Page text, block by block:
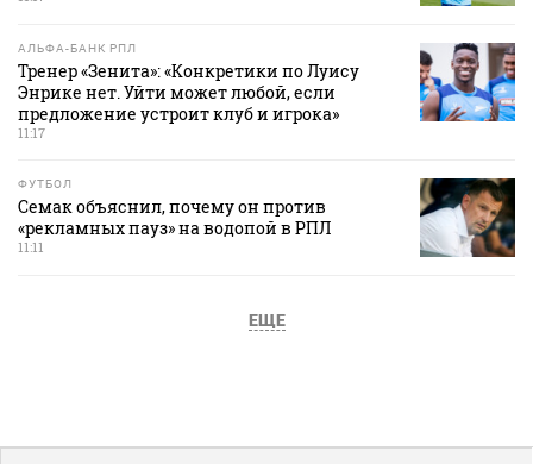
АЛЬФА-БАНК РПЛ
Тренер «Зенита»: «Конкретики по Луису
Энрике нет. Уйти может любой, если
предложение устроит клуб и игрока»
11:17
ФУТБОЛ
Семак объяснил, почему он против
«рекламных пауз» на водопой в РПЛ
11:11
ЕЩЕ